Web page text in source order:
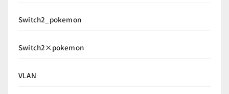
Switch2_pokemon
Switch2×pokemon
VLAN